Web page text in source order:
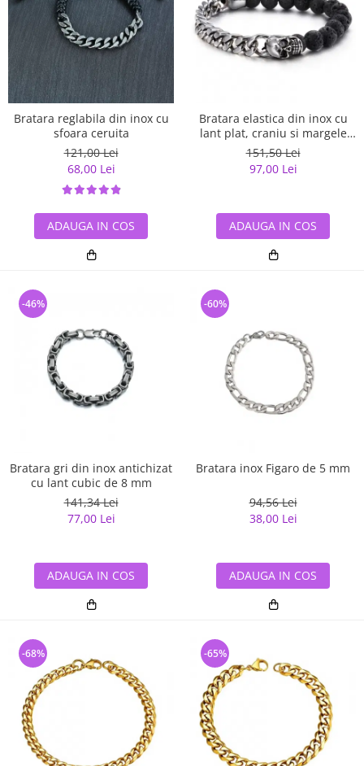
Bratara reglabila din inox cu
sfoara ceruita
121,00 Lei
68,00 Lei
ADAUGA IN COS
Bratara elastica din inox cu
lant plat, craniu si margele
lava
151,50 Lei
97,00 Lei
ADAUGA IN COS
Bratara gri din inox antichizat
cu lant cubic de 8 mm
141,34 Lei
77,00 Lei
-46%
ADAUGA IN COS
Bratara inox Figaro de 5 mm
94,56 Lei
38,00 Lei
-60%
ADAUGA IN COS
-68% -65%